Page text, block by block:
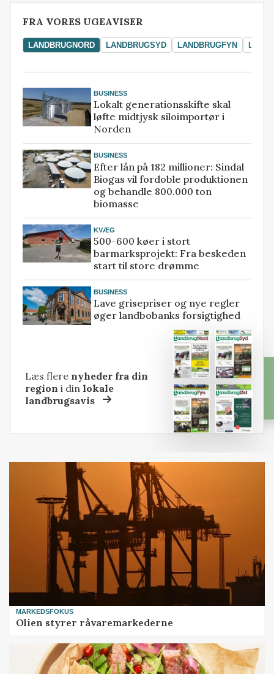
FRA VORES UGEAVISER
LANDBRUGNORD LANDBRUGSYD LANDBRUGFYN
BUSINESS
Lokalt generationsskifte skal
løfte midtjysk siloimportør i
Norden
BUSINESS
Efter lån på 182 millioner: Sindal
Biogas vil fordoble produktionen
og behandle 800.000 ton
biomasse
KVÆG
500-600 køer i stort
barmarksprojekt: Fra beskeden
start til store drømme
BUSINESS
Lave grisepriser og nye regler
øger landbobanks forsigtighed
Læs flere nyheder fra din
region i dinlokale
landbrugsavis
MARKEDSFOKUS
Olien styrer råvaremarkederne